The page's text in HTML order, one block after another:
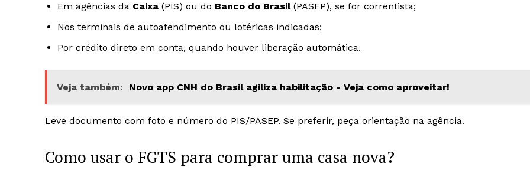
Em agências da Caixa (PIS) ou do Banco do Brasil(PASEP), se for correntista;
Nos terminais de autoatendimento ou lotéricas indicadas;
Por crédito direto em conta, quando houver liberação automática.
Veja também: Novo app CNH do Brasil agiliza habilitação - Veja como aproveitar!
Leve documento com foto e número do PIS/PASEP. Se preferir, peça orientação na agência.
Como usar o FGTS para comprar uma casa nova?